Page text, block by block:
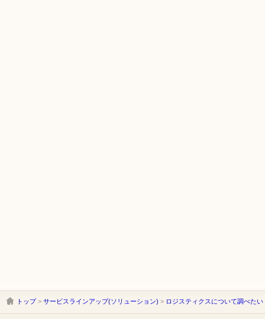
トップ> サービスラインアップ(ソリューション) > ロジスティクスについて調べたい